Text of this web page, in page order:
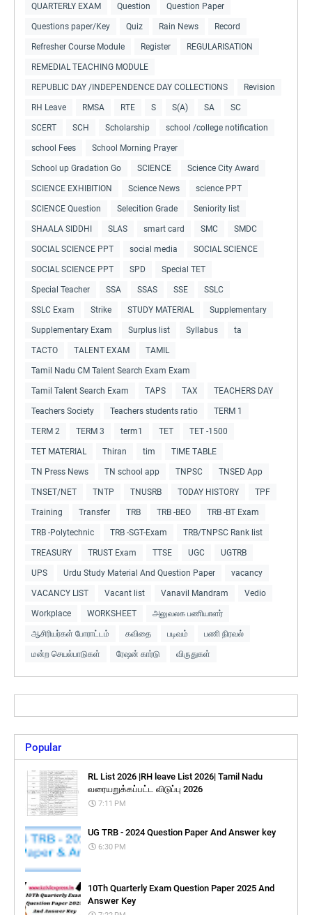
QUARTERLY EXAM Question Question Paper
Questions paper/Key Quiz Rain News Record
Refresher Course Module Register REGULARISATION
REMEDIAL TEACHING MODULE
REPUBLIC DAY /INDEPENDENCE DAY COLLECTIONS Revision
RH Leave RMSA RTE S S(A) SA SC
SCERT SCH Scholarship school /college notification
school Fees School Morning Prayer
School up Gradation Go SCIENCE Science City Award
SCIENCE EXHIBITION Science News science PPT
SCIENCE Question Selecition Grade Seniority list
SHAALA SIDDHI SLAS smart card SMC SMDC
SOCIAL SCIENCE PPT social media SOCIAL SCIENCE
SOCIAL SCIENCE PPT SPD Special TET
Special Teacher SSA SSAS SSE SSLC
SSLC Exam Strike STUDY MATERIAL Supplementary
Supplementary Exam Surplus list Syllabus ta
TACTO TALENT EXAM TAMIL
Tamil Nadu CM Talent Search Exam Exam
Tamil Talent Search Exam TAPS TAX TEACHERS DAY
Teachers Society Teachers students ratio TERM 1
TERM 2 TERM 3 term1 TET TET -1500
TET MATERIAL Thiran tim TIME TABLE
TN Press News TN school app TNPSC TNSED App
TNSET/NET TNTP TNUSRB TODAY HISTORY TPF
Training Transfer TRB TRB -BEO TRB -BT Exam
TRB -Polytechnic TRB -SGT-Exam TRB/TNPSC Rank list
TREASURY TRUST Exam TTSE UGC UGTRB
UPS Urdu Study Material And Question Paper vacancy
VACANCY LIST Vacant list Vanavil Mandram Vedio
Workplace WORKSHEET அலுவலக பணியாளர்
ஆசிரியர்கள் போராட்டம் கவிதை படிவம் பணி நிரவல்
மன்ற செயல்பாடுகள் ரேஷன் கார்டு விருதுகள்
Popular
RL List 2026 |RH leave List 2026| Tamil Nadu
வரையறுக்கப்பட்ட விடுப்பு 2026
7:11 PM
UG TRB - 2024 Question Paper And Answer key
6:30 PM
10Th Quarterly Exam Question Paper 2025 And
Answer Key